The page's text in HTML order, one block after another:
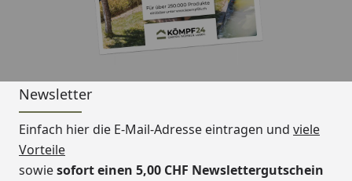
Newsletter
Einfach hier die E-Mail-Adresse eintragen und viele
Vorteile
sowiesofort einen 5,00 CHF Newslettergutschein